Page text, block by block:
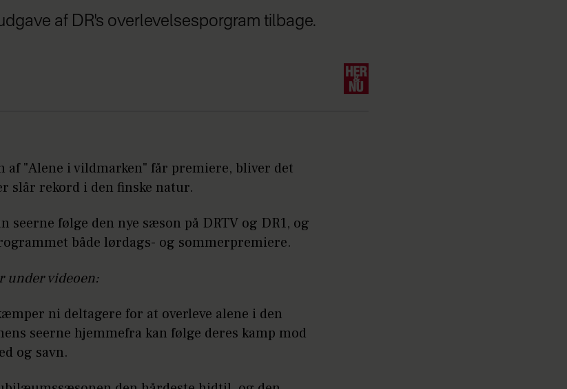
af DR's overlevelsesporgram tilbage.
af "Alene i vildmarken" får premiere, bliver det
slår rekord i den finske natur.
seerne følge den nye sæson på DRTV og DR1, og
både lørdags- og sommerpremiere.
videoen:
ni deltagere for at overleve alene i den
seerne hjemmefra kan følge deres kamp mod
og savn.